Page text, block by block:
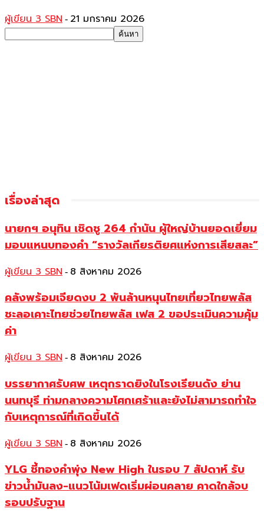
ผู้เขียน 3 SBN - 21 มกราคม 2026
เรื่องล่าสุด
นายกฯ อนุทิน เชิดชู 264 กำนัน ผู้ใหญ่บ้านยอดเยี่ยม
มอบแหนบทองคำ “รางวัลเกียรติยศแห่งการเสียสละ”
ผู้เขียน 3 SBN - 8 สิงหาคม 2026
คลังพร้อมเจียดงบ 2 พันล้านหนุนไทยเที่ยวไทยพลัส
ชะลอเคาะไทยช่วยไทยพลัส เฟส 2 ขอประเมินความคุ้ม
ค่า
ผู้เขียน 3 SBN - 8 สิงหาคม 2026
บรรยากาศรับศพ เหตุกราดยิงในโรงเรียนดัง ย่าน
นนทบุรี ท่ามกลางความโศกเศร้าและยังไม่สามารถทำใจ
กับเหตุการณ์ที่เกิดขึ้นได้
ผู้เขียน 3 SBN - 8 สิงหาคม 2026
YLG ชี้ทองคำพุ่ง New High ในรอบ 7 สัปดาห์ รับ
ข่าวน้ำมันลง-แนวโน้มเฟดเริ่มผ่อนคลาย คาดใกล้จบ
รอบปรับฐาน